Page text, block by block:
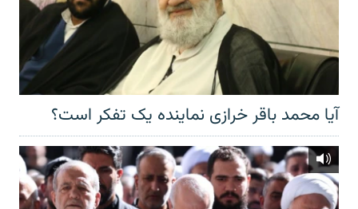
آیا محمد باقر خرازی نماینده یک تفکر است؟